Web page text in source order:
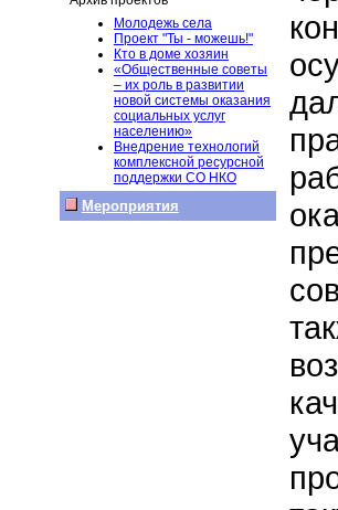
Молодежь села
Проект "Ты - можешь!"
Кто в доме хозяин
«Общественные советы
– их роль в развитии
новой системы оказания
социальных услуг
населению»
Внедрение технологий
комплексной ресурсной
поддержки СО НКО
Мероприятия